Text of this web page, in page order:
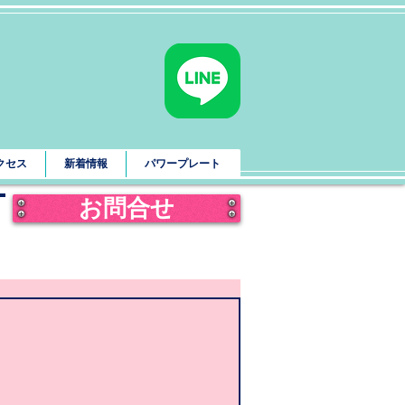
セス 新着情報 パワープレート
お問合せ